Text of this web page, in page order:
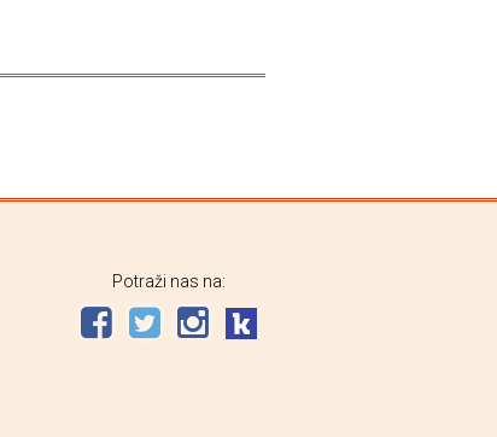
Potraži nas na: